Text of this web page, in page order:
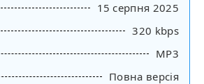
15 серпня 2025
320 kbps
MP3
Повна версія